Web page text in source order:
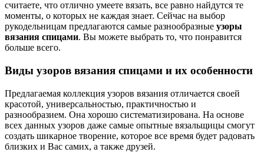
считаете, что отлично умеете вязать, все равно найдутся те
моменты, о которых не каждая знает. Сейчас на выбор
рукодельницам предлагаются самые разнообразные узоры
вязания спицами. Вы можете выбрать то, что понравится
больше всего.
Виды узоров вязания спицами и их особенности
Предлагаемая коллекция узоров вязания отличается своей
красотой, универсальностью, практичностью и
разнообразием. Она хорошо систематизирована. На основе
всех данных узоров даже самые опытные вязальщицы смогут
создать шикарное творение, которое все время будет радовать
близких и Вас самих, а также друзей.